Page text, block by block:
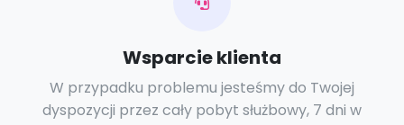
Wsparcie klienta
W przypadku problemu jesteśmy do Twojej
dyspozycji przez cały pobyt służbowy, 7 dni w